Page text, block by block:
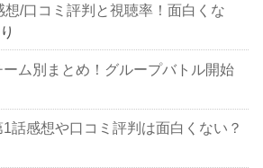
/口コミ評判と視聴率！面白くな
ム別まとめ！グループバトル開始
話感想や口コミ評判は面白くない？